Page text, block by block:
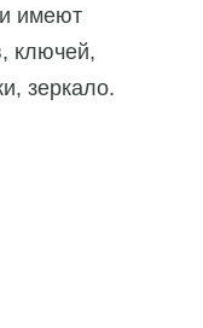
имеют
ключей,
зеркало.